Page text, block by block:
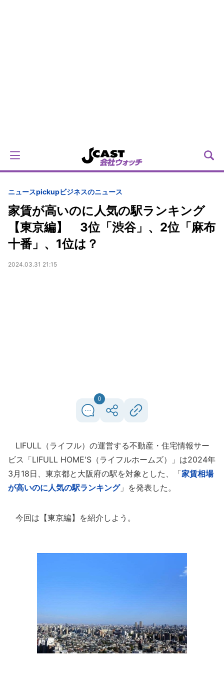
ニュースpickupビジネスのニュース
家賃が高いのに人気の駅ランキング
【東京編】 3位「渋谷」、2位「麻布
十番」、1位は？
2024.03.31 21:15
0
LIFULL（ライフル）の運営する不動産・住宅情報サー
ビス「LIFULL HOME'S（ライフルホームズ）」は2024年
3月18日、東京都と大阪府の駅を対象とした、「家賃相場
が高いのに人気の駅ランキング」を発表した。
今回は【東京編】を紹介しよう。